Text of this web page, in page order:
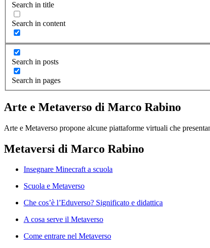
Search in title
Search in content
Search in posts
Search in pages
Arte e Metaverso di Marco Rabino
Arte e Metaverso propone alcune piattaforme virtuali che
Metaversi di Marco Rabino
Insegnare Minecraft a scuola
Scuola e Metaverso
Che cos’è l’Eduverso? Significato e didattica
A cosa serve il Metaverso
Come entrare nel Metaverso